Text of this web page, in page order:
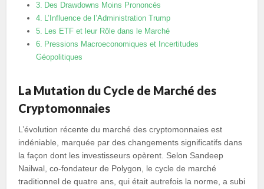
Des Drawdowns Moins Prononcés
L’Influence de l’Administration Trump
Les ETF et leur Rôle dans le Marché
Pressions Macroeconomiques et Incertitudes
Géopolitiques
La Mutation du Cycle de Marché des
Cryptomonnaies
L’évolution récente du marché des cryptomonnaies est
indéniable, marquée par des changements significatifs dans
la façon dont les investisseurs opèrent. Selon Sandeep
Nailwal, co-fondateur de Polygon, le cycle de marché
traditionnel de quatre ans, qui était autrefois la norme, a subi